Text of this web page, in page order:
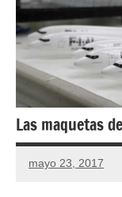
Las maquetas
mayo 23, 2017
No